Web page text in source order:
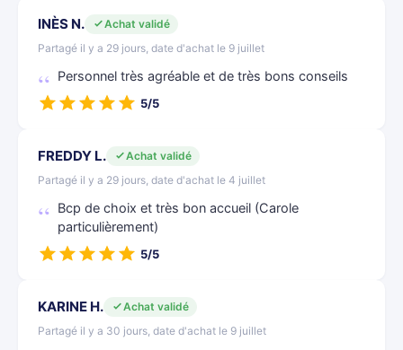
INÈS N.
Achat validé
Partagé il y a 29 jours, date d'achat le 9 juillet
Personnel très agréable et de très bons conseils
5/5
FREDDY L.
Achat validé
Partagé il y a 29 jours, date d'achat le 4 juillet
Bcp de choix et très bon accueil (Carole
particulièrement)
5/5
KARINE H.
Achat validé
Partagé il y a 30 jours, date d'achat le 9 juillet